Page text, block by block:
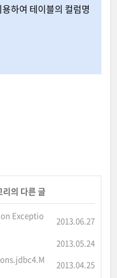
하여 테이블의 컬럼명
의 다른 글
Exceptio
2013.06.27
2013.05.24
2013.04.25